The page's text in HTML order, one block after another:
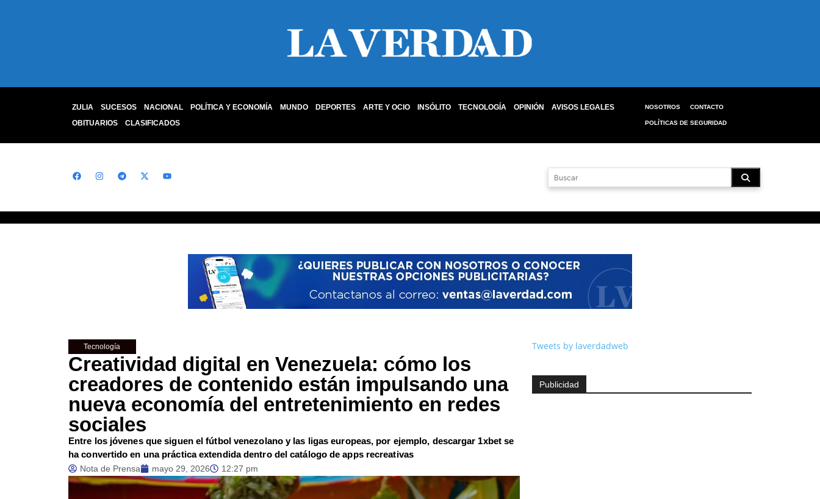
ZULIA SUCESOS NACIONAL POLÍTICA Y ECONOMÍA MUNDO DEPORTES ARTE Y OCIO INSÓLITO TECNOLOGÍA OPINIÓN
AVISOS LEGALES
OBITUARIOS
CLASIFICADOS
NOSOTROS CONTACTO
POLÍTICAS DE SEGURIDAD
Tecnología
Creatividad digital en Venezuela: cómo los
creadores de contenido están impulsando una
nueva economía del entretenimiento en redes
sociales
Entre los jóvenes que siguen el fútbol venezolano y las ligas europeas, por ejemplo, descargar 1xbet se
ha convertido en una práctica extendida dentro del catálogo de apps recreativas
Nota de Prensa mayo 29, 2026 12:27 pm
Tweets by laverdadweb
Publicidad